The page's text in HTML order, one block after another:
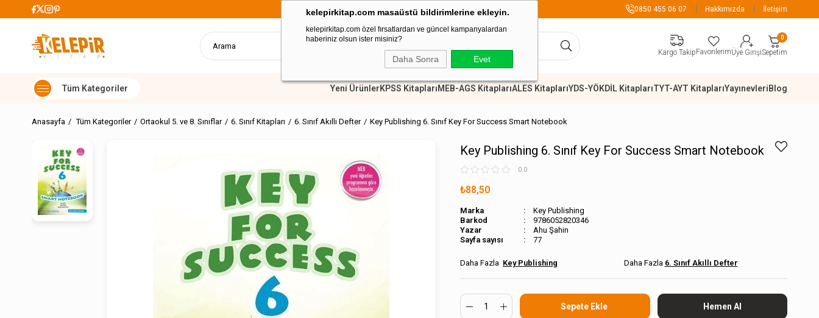
kelepirkitap.com masaüstü bildirimlerine ekleyin.
kelepirkitap.com özel fırsatlardan ve güncel kampanyalardan
haberiniz olsun ister misiniz?
Daha Sonra Evet
Kargo Ücretsiz 899 TL Üzeri Alışverişlerde Kargo Ücretsiz 899 TL Üzeri Alışverişlerde
0850 455 06 07 Hakkımızda İletişim
Kargo TakipFavorilerimÜye GirişiSepetim
0
Yeni ÜrünlerKPSS KitaplarıMEB-AGS KitaplarıALES KitaplarıYDS-YÖKDİL KitaplarıTYT-AYT KitaplarıYayınevleriBlog
Anasayfa Tüm Kategoriler Ortaokul 5. ve 8. Sınıflar 6. Sınıf Kitapları 6. Sınıf Akıllı Defter Key Publishing 6. Sınıf Key For Success Smart Notebook
Key Publishing 6. Sınıf Key For Success Smart Notebook
0.0
₺88,50
Marka
Key Publishing
Barkod
9786052820346
Ahu Şahin
Sayfa sayısı
77
Key Publishing 6. Sınıf Akıllı Defter